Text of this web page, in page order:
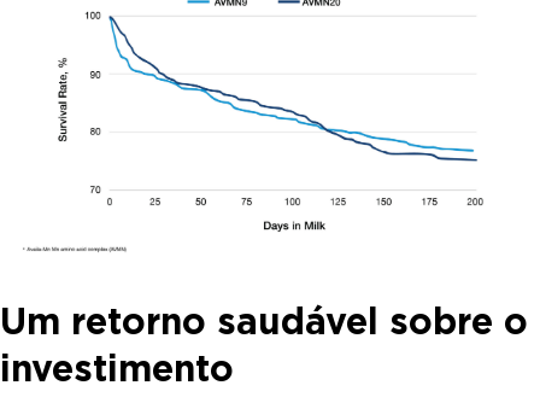
Um retorno saudável sobre o
investimento